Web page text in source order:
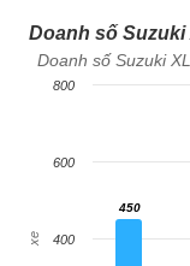
xe
Doanh số
Doanh số Suzuki
450
450
400
600
800